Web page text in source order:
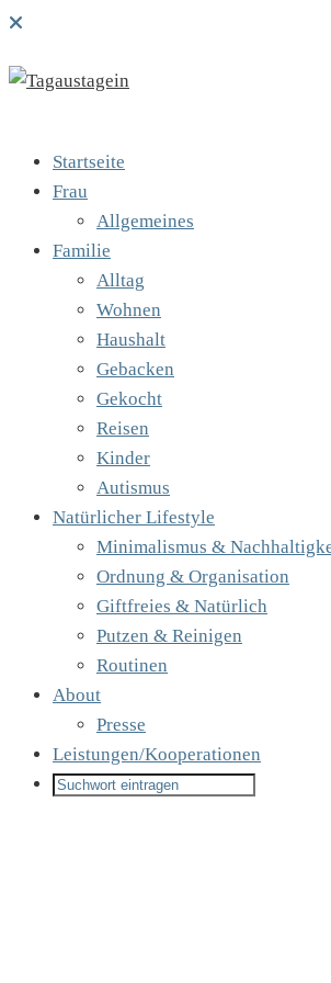
Startseite
Frau
Allgemeines
Familie
Alltag
Wohnen
Haushalt
Gebacken
Gekocht
Reisen
Kinder
Autismus
Natürlicher Lifestyle
Minimalismus &
Ordnung & Organisation
Giftfreies & Natürlich
Putzen & Reinigen
Routinen
About
Presse
Leistungen/Kooperationen